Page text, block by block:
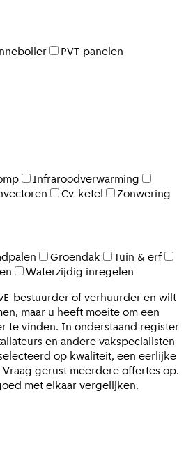
PVT-panelen
Infraroodverwarming
Cv-ketel Zonwering
Groendak
Tuin & erf
Waterzijdig inregelen
bestuurder of verhuurder en wilt
maar u heeft moeite om een
te vinden. In onderstaand register
en andere vakspecialisten
op kwaliteit, een eerlijke
gerust meerdere offertes op.
met elkaar vergelijken.